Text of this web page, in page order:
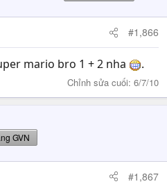
#1,866
mario bro 1 + 2 nha .
Chỉnh sửa cuối: 6/7/10
GVN
#1,867